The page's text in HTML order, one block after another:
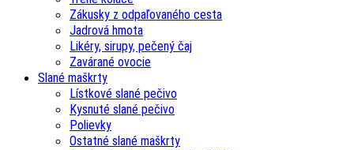
Zákusky z odpaľovaného cesta
Jadrová hmota
Likéry, sirupy, pečený čaj
Zavárané ovocie
Slané maškrty
Lístkové slané pečivo
Kysnuté slané pečivo
Polievky
Ostatné slané maškrty